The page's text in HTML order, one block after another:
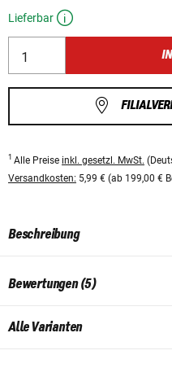
Lieferbar
1 Alle Preise inkl. gesetzl. MwSt.
Versandkosten: 5,99 € (ab 199,00 €
Beschreibung
Bewertungen (5)
Alle Varianten